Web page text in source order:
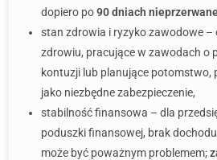
dopiero po90 dniach
stan zdrowia i ryzyko zawodowe –
zdrowiu, pracujące w zawodach o
kontuzji lub planujące potomstwo,
jako niezbędne zabezpieczenie,
stabilność finansowa – dla
poduszki finansowej, brak
może być poważnym problemem;